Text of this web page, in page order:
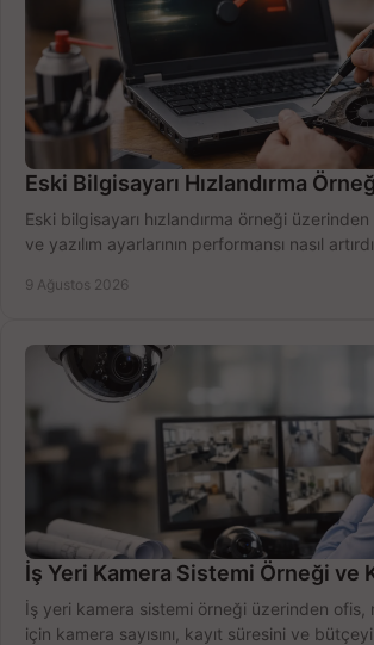
Eski Bilgisayarı Hızlandırma
Eski bilgisayarı hızlandırma örneği üzerinden
ve yazılım ayarlarının performansı nasıl
9 Ağustos 2026
İş Yeri Kamera Sistemi Örneği ve
İş yeri kamera sistemi örneği üzerinden
için kamera sayısını, kayıt süresini ve